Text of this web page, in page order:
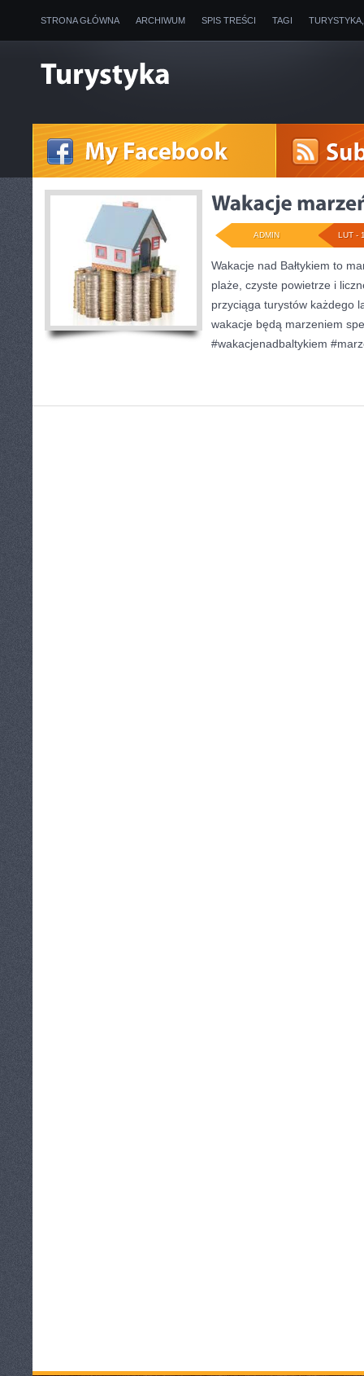
STRONA GŁÓWNA ARCHIWUM SPIS TREŚCI TAGI
LUT -
ADMIN
Wakacje nad Bałtykiem to
plaże, czyste powietrze i
przyciąga turystów każdego
wakacje będą marzeniem
#wakacjenadbaltykiem